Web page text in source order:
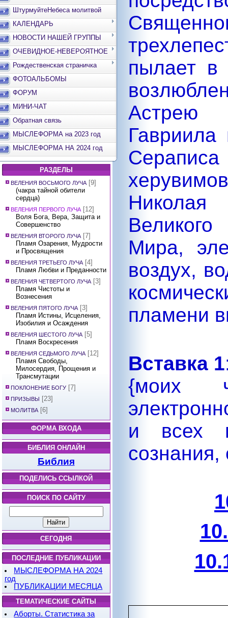
ШтурмуйтеНебеса молитвой
КАЛЕНДАРЬ
НОВОСТИ НАШЕЙ ГРУППЫ
ОЧЕВИДНОЕ-НЕВЕРОЯТНОЕ
Рождественская страничка
ФОТОАЛЬБОМЫ
ФОРУМ
МИНИ-ЧАТ
Обратная связь
МЫСЛЕФОРМА на 2023 год
МЫСЛЕФОРМА НА 2024 год
РАЗДЕЛЫ
ВЕЛЕНИЯ ВОСЬМОГО ЛУЧА [9]
(чакра тайной обители
сердца)
ВЕЛЕНИЯ ПЕРВОГО ЛУЧА [12]
Воля Бога, Вера, Защита и
Совершенство
ВЕЛЕНИЯ ВТОРОГО ЛУЧА [7]
Пламя Озарения, Мудрости
и Просвящения
ВЕЛЕНИЯ ТРЕТЬЕГО ЛУЧА [4]
Пламя Любви и Преданности
ВЕЛЕНИЯ ЧЕТВЕРТОГО ЛУЧА [3]
Пламя Чистоты и
Вознесения
ВЕЛЕНИЯ ПЯТОГО ЛУЧА [3]
Пламя Истины, Исцеления,
Изобилия и Осаждения
ВЕЛЕНИЯ ШЕСТОГО ЛУЧА [5]
Пламя Воскресения
ВЕЛЕНИЯ СЕДЬМОГО ЛУЧА [12]
Пламя Свободы,
Милосердия, Прощения и
Трансмутации
ПОКЛОНЕНИЕ БОГУ [7]
ПРИЗЫВЫ [23]
МОЛИТВА [6]
ФОРМА ВХОДА
БИБЛИЯ ОНЛАЙН
Библия
ПОДЕЛИСЬ ССЫЛКОЙ
ПОИСК ПО САЙТУ
СЕГОДНЯ
ПОСЛЕДНИЕ ПУБЛИКАЦИИ
МЫСЛЕФОРМА НА 2024
год
ПУБЛИКАЦИИ МЕСЯЦА
ТЕМАТИЧЕСКИЕ САЙТЫ
Аборты. Статистика за
пылает
Астрею
Мира,
воздух,
пламени
Вставка 1
{моих
и всех